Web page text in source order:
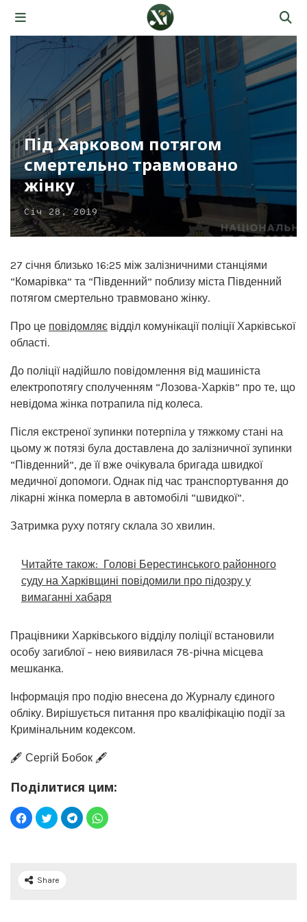
Під Харковом потягом
смертельно травмовано
жінку
Січ 28, 2019
27 січня близько 16:25 між залізничними станціями
“Комарівка” та “Південний” поблизу міста Південний
потягом смертельно травмовано жінку.
Про це повідомляє відділ комунікації поліції Харківської
області.
До поліції надійшло повідомлення від машиніста
електропотягу сполученням “Лозова-Харків” про те, що
невідома жінка потрапила під колеса.
Після екстреної зупинки потерпіла у тяжкому стані на
цьому ж потязі була доставлена до залізничної зупинки
“Південний”, де її вже очікувала бригада швидкої
медичної допомоги. Однак під час транспортування до
лікарні жінка померла в автомобілі “швидкої”.
Затримка руху потягу склала 30 хвилин.
Читайте також: Голові Берестинського районного
суду на Харківщині повідомили про підозру у
вимаганні хабаря
Працівники Харківського відділу поліції встановили
особу загиблої – нею виявилася 78-річна місцева
мешканка.
Інформація про подію внесена до Журналу єдиного
обліку. Вирішується питання про кваліфікацію події за
Кримінальним кодексом.
🖋️ Сергій Бобок 🖋️
Поділитися цим:
Share